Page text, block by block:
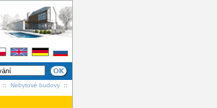
:: Nebytové budovy ::